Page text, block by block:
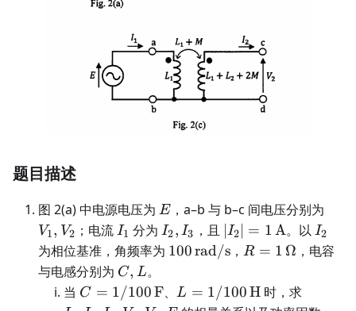
题目描述
图 2(a) 中电源电压为 E
E ，a–b 与 b–c 间电压分别为
V1, V2 ；电流 I_1
I1 分为I_2,I_3
I2, I3 ，且 |I_2|=1\,\mathrm
A
I2 = 1 A。以I_2
I2
为相位基准，角频率为 100\,\mathrm{rad/s}
100rad/s ，R=1\,\Omega
R = 1 Ω ，电容
与电感分别为 C,L
C, L。
当 C=1/100\,\mathrm
C = 1/100F、L=1/100\,\mathrm
L = 1/100H 时，求